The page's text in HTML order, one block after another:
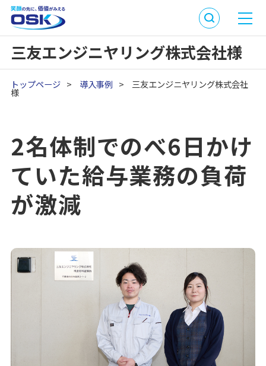
三友エンジニヤリング株式会社様
トップページ > 導入事例 > 三友エンジニヤリング株式会社
様
2名体制でのべ6日かけ
ていた給与業務の負荷
が激減